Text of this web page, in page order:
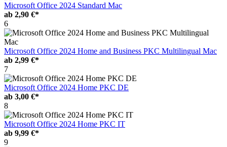
Microsoft Office 2024 Standard Mac
ab 2,90 €*
6
Microsoft Office 2024 Home and Business PKC Multilingual Mac
ab 2,99 €*
7
Microsoft Office 2024 Home PKC DE
ab 3,00 €*
8
Microsoft Office 2024 Home PKC IT
ab 9,99 €*
9